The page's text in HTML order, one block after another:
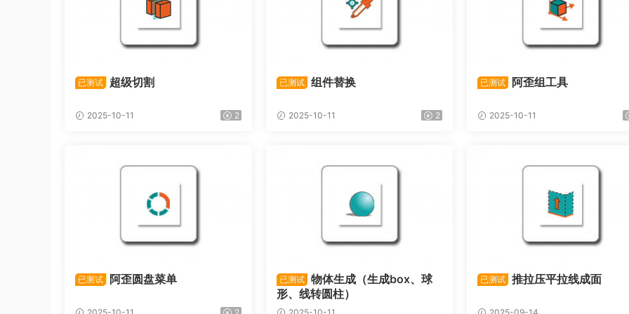
已测试 超级切割
2025-10-11 2
已测试 组件替换
2025-10-11 2
已测试 阿歪组工具
2025-10-11
已测试 阿歪圆盘菜单 已测试
物体生成（生成box、球
形、线转圆柱）
已测试 推拉压平拉线成面